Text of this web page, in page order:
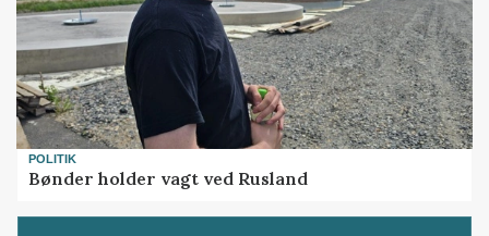
POLITIK
Bønder holder vagt ved Rusland